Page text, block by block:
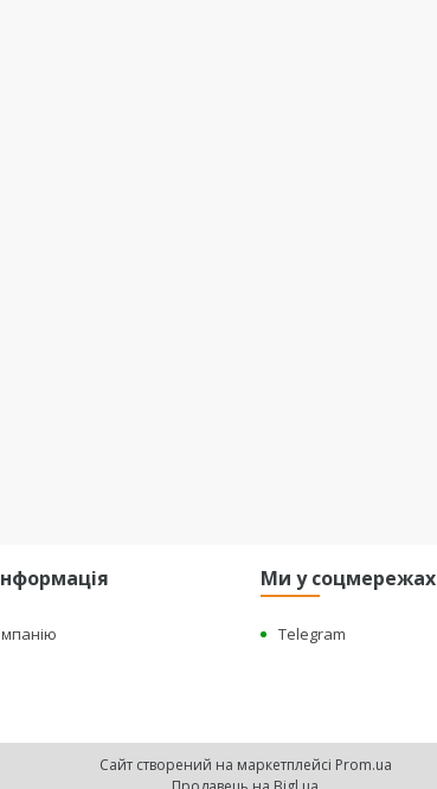
Ми у соцмережах
Telegram
Сайт створений на маркетплейсі Prom.ua